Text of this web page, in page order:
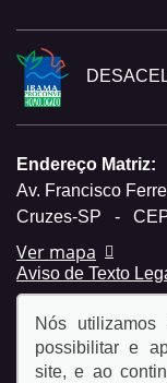
Endereço Matriz:
Av. Francisco
Cruzes-SP
-
Ver mapa
Aviso de Texto
Nós
possibilitar e
site, e ao